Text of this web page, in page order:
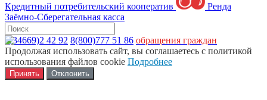
Кредитный потребительский кооператив
Ренда
Заёмно-Сберегательная касса
8(34669)2 42 92 8(800)777 51 86 обращения граждан
Продолжая использовать сайт, вы соглашаетесь с политикой
использования файлов cookie Подробнее
Принять Отклонить